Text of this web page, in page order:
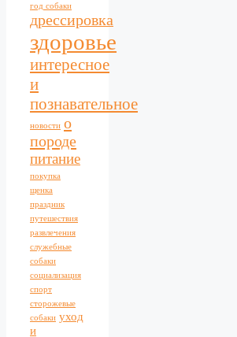
год собаки
дрессировка
здоровье
интересное
и
познавательное
новости о
породе
питание
покупка
щенка
праздник
путешествия
развлечения
служебные
собаки
социализация
спорт
сторожевые
собаки уход
и